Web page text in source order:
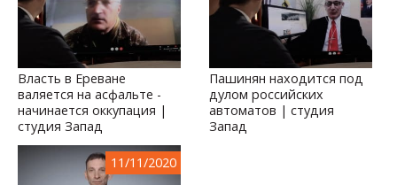
Власть в Ереване
валяется на асфальте -
начинается оккупация |
студия Запад
Пашинян находится под
дулом российских
автоматов | студия
Запад
11/11/2020